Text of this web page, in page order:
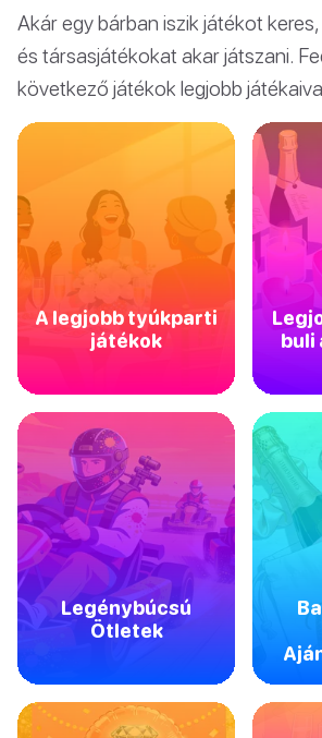
Akár egy bárban iszik játékot
és társasjátékokat akar játszani.
következő játékok legjobb
A legjobb tyúkparti
játékok
buli
Legénybúcsú
Ötletek